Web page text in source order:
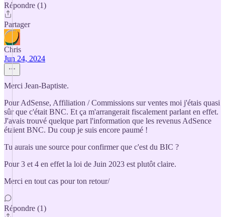
Répondre (1)
Partager
Chris
Jun 24, 2024
Merci Jean-Baptiste.
Pour AdSense, Affiliation / Commissions sur ventes moi j'étais quasi
sûr que c'était BNC. Et ça m'arrangerait fiscalement parlant en effet.
J'avais trouvé quelque part l'information que les revenus AdSence
étaient BNC. Du coup je suis encore paumé !
Tu aurais une source pour confirmer que c'est du BIC ?
Pour 3 et 4 en effet la loi de Juin 2023 est plutôt claire.
Merci en tout cas pour ton retour/
Répondre (1)